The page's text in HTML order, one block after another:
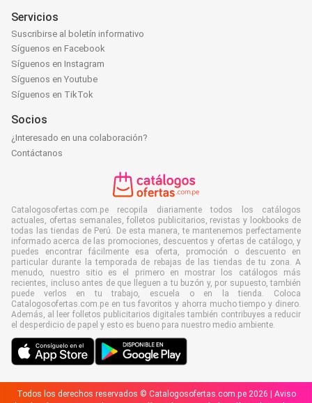
Servicios
Suscribirse al boletín informativo
Síguenos en Facebook
Síguenos en Instagram
Síguenos en Youtube
Síguenos en TikTok
Socios
¿Interesado en una colaboración?
Contáctanos
Catalogosofertas.com.pe recopila diariamente todos los catálogos
actuales, ofertas semanales, folletos publicitarios, revistas y lookbooks de
todas las tiendas de Perú. De esta manera, te mantenemos perfectamente
informado acerca de las promociones, descuentos y ofertas de catálogo, y
puedes encontrar fácilmente esa oferta, promoción o descuento en
particular durante la temporada de rebajas de las tiendas de tu zona. A
menudo, nuestro sitio es el primero en mostrar los catálogos más
recientes, incluso antes de que lleguen a tu buzón y, por supuesto, también
puede verlos en tu trabajo, escuela o en la tienda. Coloca
Catalogosofertas.com.pe en tus favoritos y ahorra mucho tiempo y dinero.
Además, al leer folletos publicitarios digitales también contribuyes a reducir
el desperdicio de papel y esto es bueno para nuestro medio ambiente.
Todos los derechos reservados © Catalogosofertas.com.pe 2026 | Aviso